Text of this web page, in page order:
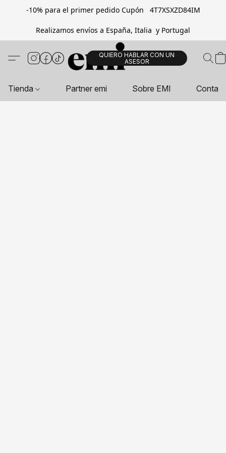
-10% para el primer pedido Cupón 4T7XSXZD84IM
Realizamos envíos a España, Italia y Portugal
QUIERO HABLAR CON UN
ASESOR
Tienda Partner emi Sobre EMI